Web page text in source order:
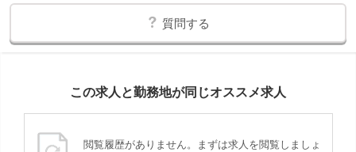
質問する
この求人と勤務地が同じオススメ求人
閲覧履歴がありません。まずは求人を閲覧しましょ